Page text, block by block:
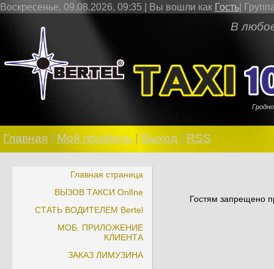
Воскресенье, 09.08.2026, 09:35 | Вы вошли как Гость
В любое
Главная Мой профиль Выход RSS
Главная страница
ВЫЗОВ ТАКСИ OnlIne
СТАТЬ ВОДИТЕЛЕМ Bertel
МОБ. ПРИЛОЖЕНИЕ
КЛИЕНТА
ЗАКАЗ ЛИМУЗИНА
Гостям запрещено